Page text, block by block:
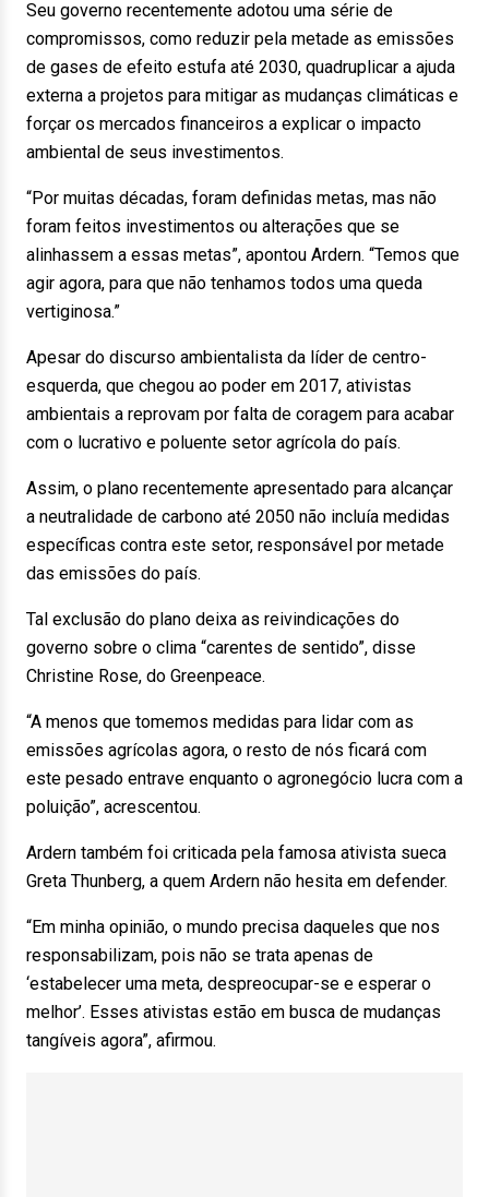
Seu governo recentemente adotou uma série de
compromissos, como reduzir pela metade as emissões
de gases de efeito estufa até 2030, quadruplicar a ajuda
externa a projetos para mitigar as mudanças climáticas e
forçar os mercados financeiros a explicar o impacto
ambiental de seus investimentos.
“Por muitas décadas, foram definidas metas, mas não
foram feitos investimentos ou alterações que se
alinhassem a essas metas”, apontou Ardern. “Temos que
agir agora, para que não tenhamos todos uma queda
vertiginosa.”
Apesar do discurso ambientalista da líder de centro-
esquerda, que chegou ao poder em 2017, ativistas
ambientais a reprovam por falta de coragem para acabar
com o lucrativo e poluente setor agrícola do país.
Assim, o plano recentemente apresentado para alcançar
a neutralidade de carbono até 2050 não incluía medidas
específicas contra este setor, responsável por metade
das emissões do país.
Tal exclusão do plano deixa as reivindicações do
governo sobre o clima “carentes de sentido”, disse
Christine Rose, do Greenpeace.
“A menos que tomemos medidas para lidar com as
emissões agrícolas agora, o resto de nós ficará com
este pesado entrave enquanto o agronegócio lucra com a
poluição”, acrescentou.
Ardern também foi criticada pela famosa ativista sueca
Greta Thunberg, a quem Ardern não hesita em defender.
“Em minha opinião, o mundo precisa daqueles que nos
responsabilizam, pois não se trata apenas de
‘estabelecer uma meta, despreocupar-se e esperar o
melhor’. Esses ativistas estão em busca de mudanças
tangíveis agora”, afirmou.